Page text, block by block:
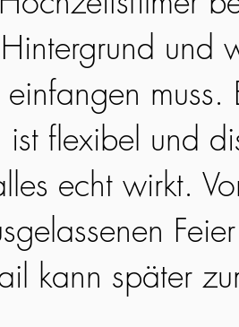
und
flexibel und
echt wirkt.
kann später